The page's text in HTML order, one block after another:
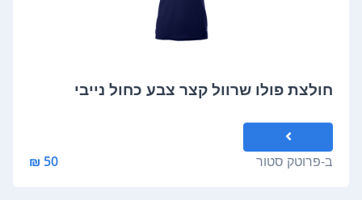
חולצת פולו שרוול קצר צבע כחול נייבי
ב-פרוטק סטור 50 ₪